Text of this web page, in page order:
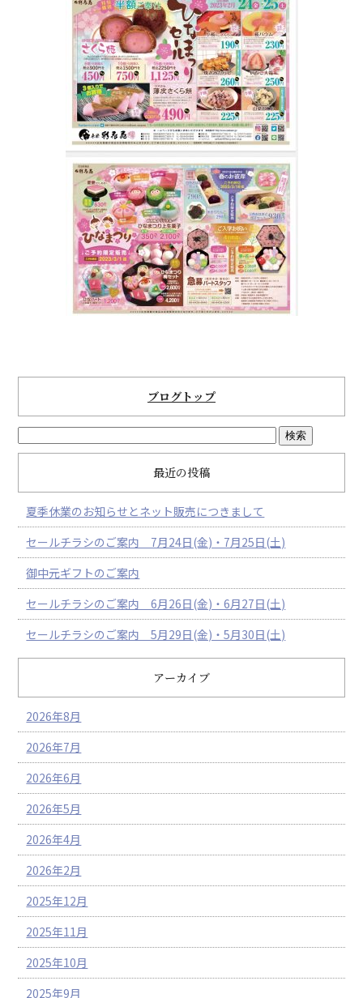
ブログトップ
最近の投稿
夏季休業のお知らせとネット販売につきまして
セールチラシのご案内 7月24日(金)・7月25日(土)
御中元ギフトのご案内
セールチラシのご案内 6月26日(金)・6月27日(土)
セールチラシのご案内 5月29日(金)・5月30日(土)
アーカイブ
2026年8月
2026年7月
2026年6月
2026年5月
2026年4月
2026年2月
2025年12月
2025年11月
2025年10月
2025年9月